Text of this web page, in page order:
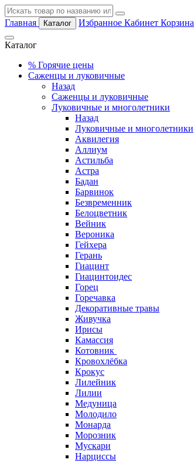
Главная Каталог Избранное Кабинет Корзина
Каталог
% Горячие цены
Саженцы и луковичные
Назад
Саженцы и луковичные
Луковичные и многолетники
Назад
Луковичные и многолетники
Аквилегия
Аллиум
Астильба
Астра
Бадан
Барвинок
Безвременник
Белоцветник
Вейник
Вероника
Гейхера
Герань
Гиацинт
Гиацинтоидес
Горец
Горечавка
Декоративные травы
Живучка
Ирисы
Камассия
Котовник
Кровохлёбка
Крокус
Лилейник
Лилии
Медуница
Молодило
Монарда
Морозник
Мускари
Нарциссы